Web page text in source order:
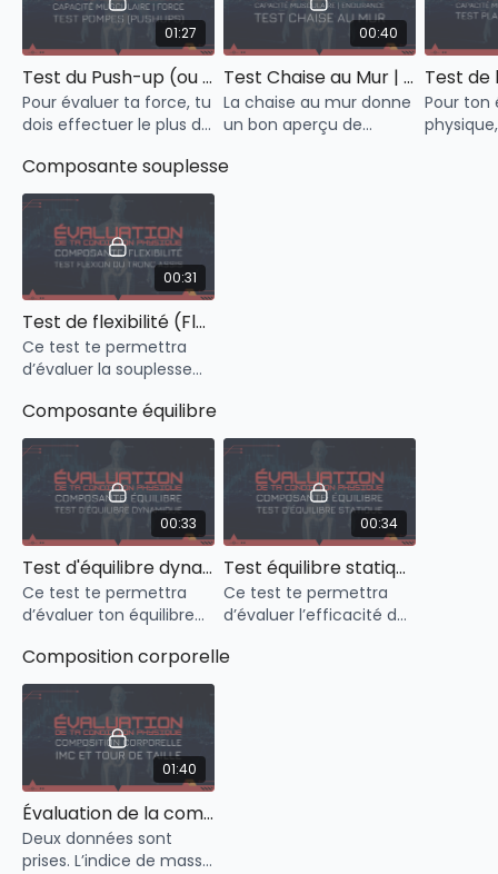
01:27
Test du Push-up (ou pompe) | Auto-Évaluation | Composante Musculaire: Force
Pour évaluer ta force, tu
dois effectuer le plus de
gardant le même
rythme et amplitude de
mouvement.
00:40
Test Chaise au Mur | Auto-Évaluation | Composante Musculaire: Endurance
La chaise au mur donne
un bon aperçu de
muscles du bas du
Pour ton
Composante souplesse
00:31
Test de flexibilité (Flexion du tronc)
Ce test te permettra
d’évaluer la souplesse
chaîne postérieure.
Composante équilibre
00:33
Test d'équilibre dynamique sur une jambe | Composante Équilibre | Auto-Évaluation
Ce test te permettra
d’évaluer ton équilibre
contrôle de ta posture
sur une surface réduite.
00:34
Test équilibre statique sur une jambe
Ce test te permettra
d’évaluer l’efficacité de
contrôle de ta posture
Composition corporelle
01:40
Évaluation de la composition corporelle
Deux données sont
prises. L’indice de masse